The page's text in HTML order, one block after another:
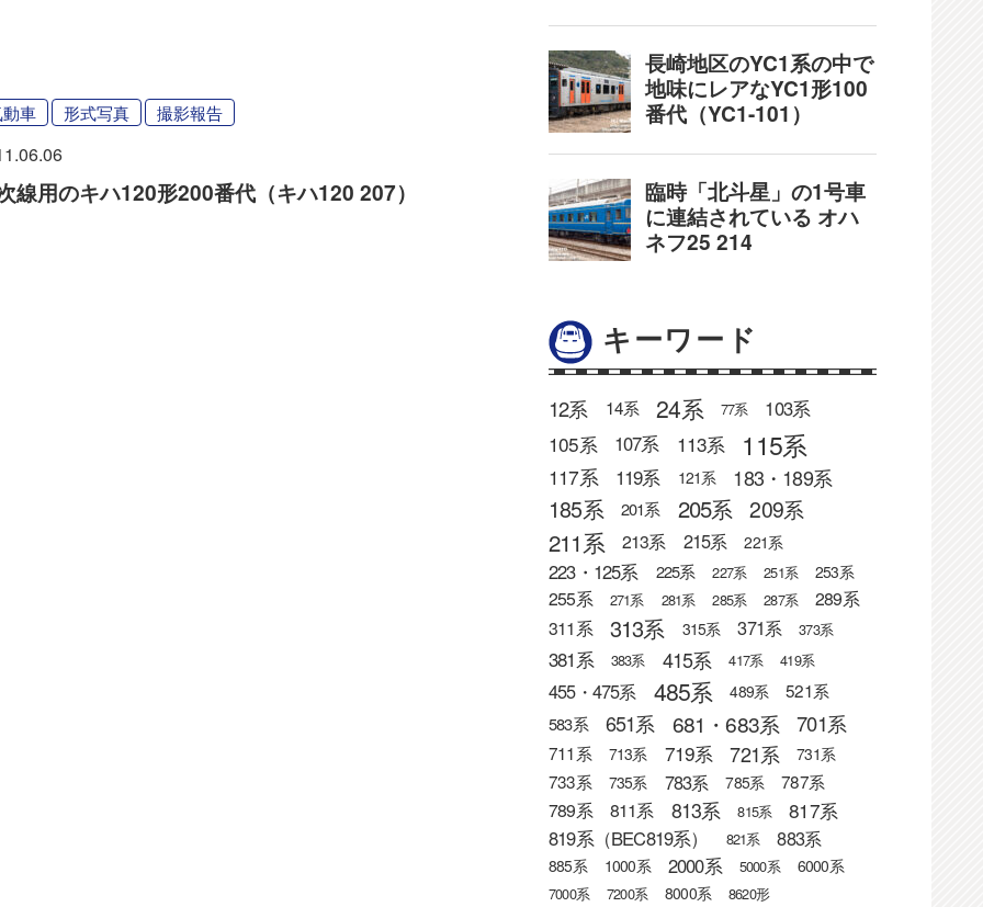
車 形式写真 撮影報告
線用のキハ120形200番代（キハ120 207）
キーワード
12系 14系 24系 77系 103系
105系 107系 113系 115系
117系 119系 121系 183・189系
185系 201系 205系 209系
211系 213系 215系 221系
223・125系 225系 227系 251系 253系
255系 271系 281系 285系 287系
289系
311系
313系 315系 371系 373系
381系 383系 415系 417系 419系
455・475系 485系 489系 521系
583系 651系 681・683系 701系
711系 713系 719系 721系 731系
733系 735系 783系 785系 787系
789系 811系 813系 815系 817系
819系（BEC819系） 821系 883系
885系 1000系 2000系 5000系 6000系
7000系 7200系 8000系
8620形